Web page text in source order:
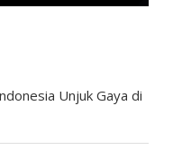
Unjuk Gaya di